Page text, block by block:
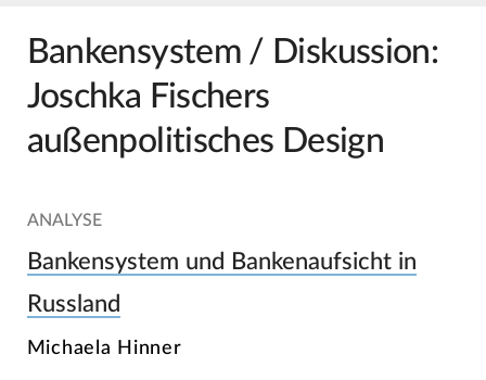
Bankensystem / Diskussion:
Joschka Fischers
außenpolitisches Design
ANALYSE
Bankensystem und Bankenaufsicht in
Russland
Michaela Hinner